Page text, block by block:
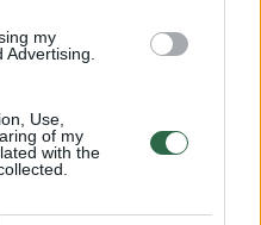
my
Use,
of my
with the
ar vaizdo
su kitais lrytas.lt
Rodyti daugiau žymių